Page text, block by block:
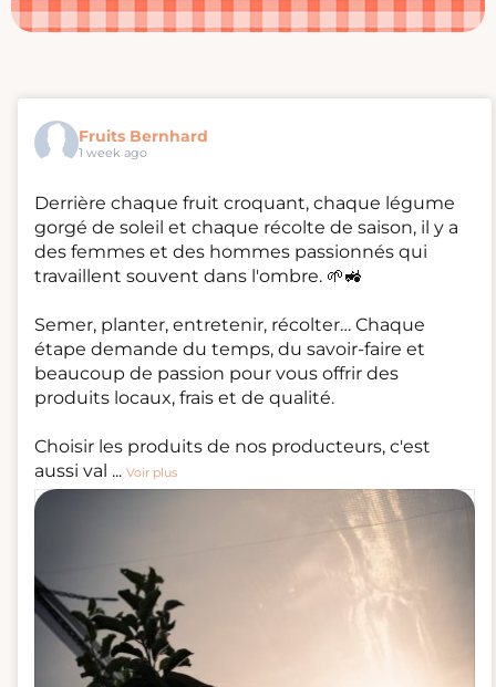
Fruits Bernhard
1 week ago
Derrière chaque fruit croquant, chaque légume
gorgé de soleil et chaque récolte de saison, il y a
des femmes et des hommes passionnés qui
travaillent souvent dans l'ombre. 🌱🚜
Semer, planter, entretenir, récolter… Chaque
étape demande du temps, du savoir-faire et
beaucoup de passion pour vous offrir des
produits locaux, frais et de qualité.
Choisir les produits de nos producteurs, c'est
aussi val ...Voir plus